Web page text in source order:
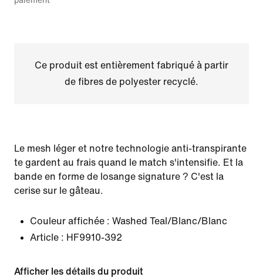
Ce produit est entièrement fabriqué à partir
de fibres de polyester recyclé.
Le mesh léger et notre technologie anti-transpirante
te gardent au frais quand le match s'intensifie. Et la
bande en forme de losange signature ? C'est la
cerise sur le gâteau.
Couleur affichée : Washed Teal/Blanc/Blanc
Article : HF9910-392
Afficher les détails du produit